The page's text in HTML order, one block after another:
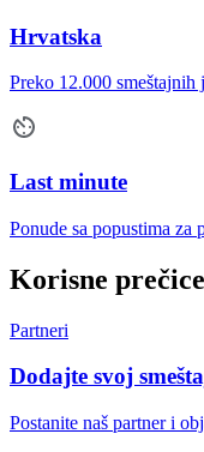
Hrvatska
Preko 12.000 smeštajnih
Last minute
Ponude sa popustima za
Korisne prečice
Partneri
Dodajte svoj
Postanite naš partner i